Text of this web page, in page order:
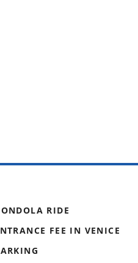
RIDE
FEE IN VENICE